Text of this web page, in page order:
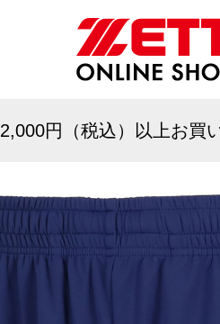
2,000円（税込）以上お買